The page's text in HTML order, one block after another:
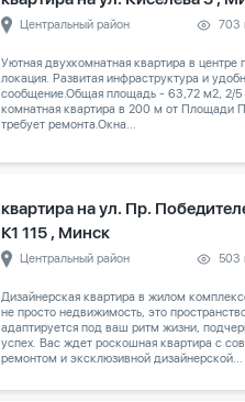
Центральный район 703
Уютная двухкомнатная квартира в центре
локация. Развитая инфраструктура и
сообщение.Общая площадь - 63,72 м2, 2/5
комнатная квартира в 200 м от Площади
требует ремонта.Окна...
квартира на ул. Пр.
К1 115 , Минск
Центральный район 503
Дизайнерская квартира в жилом
не просто недвижимость, это
адаптируется под ваш ритм жизни,
успех. Вас ждет роскошная квартира с
ремонтом и эксклюзивной дизайнерской...